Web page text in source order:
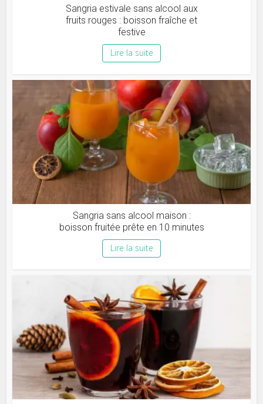
Sangria estivale sans alcool aux
fruits rouges : boisson fraîche et
festive
Lire la suite
Sangria sans alcool maison :
boisson fruitée prête en 10 minutes
Lire la suite